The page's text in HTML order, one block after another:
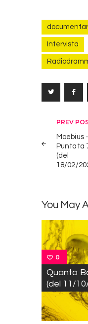
Intervista
articoli
PREV
Moebius
Puntata
(del
18/02/
You May
0
Quanto
(del 11/